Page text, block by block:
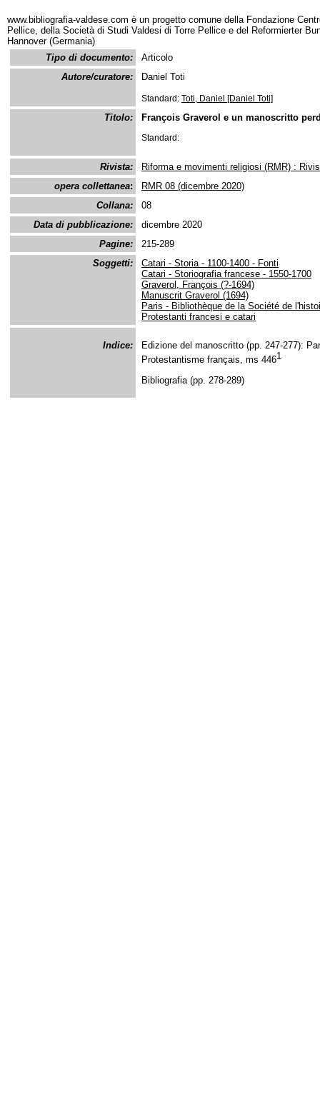
www.bibliografia-valdese.com è un progetto comune della Fondazione
Pellice, della Società di Studi Valdesi di Torre Pellice e del Reformierter
Hannover (Germania)
Tipo di documento:
Articolo
Autore/curatore:
Daniel Toti
Standard: Toti, Daniel [Daniel Toti]
Titolo: François Graverol e un manoscritto
Standard:
Rivista:
Riforma e movimenti religiosi (RMR) :
opera collettanea:
RMR 08 (dicembre 2020)
Collana:
08
Data di pubblicazione:
dicembre 2020
Pagine:
215-289
Soggetti:
Catari - Storia - 1100-1400 - Fonti
Catari - Storiografia francese - 1550-1700
Graverol, François (?-1694)
Manuscrit Graverol (1694)
Paris - Bibliothèque de la Société de
Protestanti francesi e catari
Indice:
Edizione del manoscritto (pp. 247-277):
Protestantisme français, ms 4461
Bibliografia (pp. 278-289)